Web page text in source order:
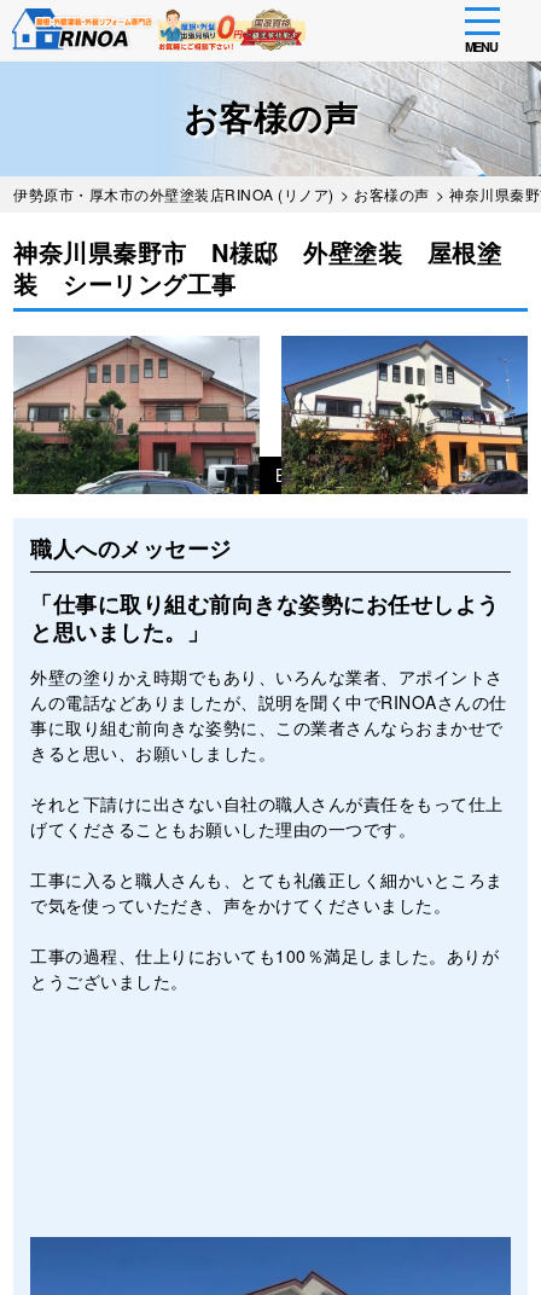
toggle
MENU
お客様の声
伊勢原市・厚木市の外壁塗装店RINOA (リノア) > お客様の声 > 神奈川県秦
神奈川県秦野市 N様邸 外壁塗装 屋根塗
装 シーリング工事
Before
職人へのメッセージ
「仕事に取り組む前向きな姿勢にお任せしよう
と思いました。」
外壁の塗りかえ時期でもあり、いろんな業者、アポイントさ
んの電話などありましたが、説明を聞く中でRINOAさんの仕
事に取り組む前向きな姿勢に、この業者さんならおまかせで
きると思い、お願いしました。
それと下請けに出さない自社の職人さんが責任をもって仕上
げてくださることもお願いした理由の一つです。
工事に入ると職人さんも、とても礼儀正しく細かいところま
で気を使っていただき、声をかけてくださいました。
工事の過程、仕上りにおいても100％満足しました。ありが
とうございました。